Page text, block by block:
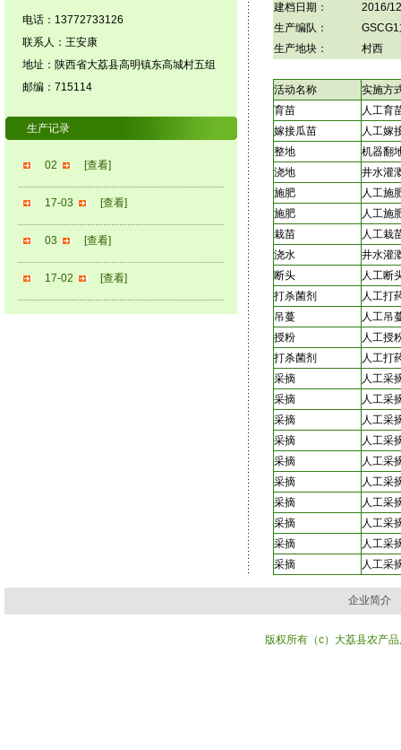
电话：13772733126
联系人：王安康
地址：陕西省大荔县高明镇东高城村五组
邮编：715114
生产记录
02 [查看]
17-03 [查看]
03 [查看]
17-02 [查看]
建档日期：
2016/
生产编队：
生产地块：
村西
活动名称
实施方
育苗
人工育
嫁接瓜苗
人工嫁
整地
机器翻
浇地
井水灌
施肥
人工施
施肥
人工施
栽苗
人工栽
浇水
井水灌
断头
人工断
打杀菌剂
人工打
吊蔓
人工吊
授粉
人工授
打杀菌剂
人工打
采摘
人工采
采摘
人工采
采摘
人工采
采摘
人工采
采摘
人工采
采摘
人工采
采摘
人工采
采摘
人工采
采摘
人工采
采摘
人工采
企业简介
版权所有（c）大荔县农产